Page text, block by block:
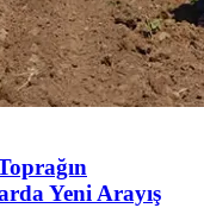
Yeni Arayış